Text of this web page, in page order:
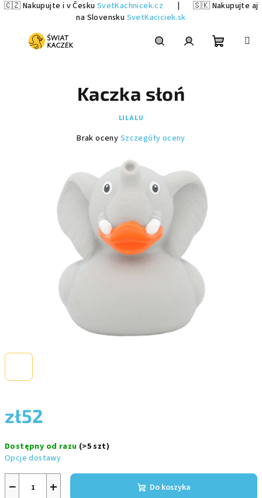
🇨🇿 Nakupujte i v Česku SvetKachnicek.cz
🇸🇰 Nakupujte aj
na Slovensku SvetKaciciek.sk
zł52
jednostkowa:
Dostępny od razu (>5 szt)
Opcje dostawy
+
− Do koszyka
Kaczka słoń
LILALU
Średnia
wynosi
0,0
na
gwiazdek.
Brak oceny Szczegóły oceny